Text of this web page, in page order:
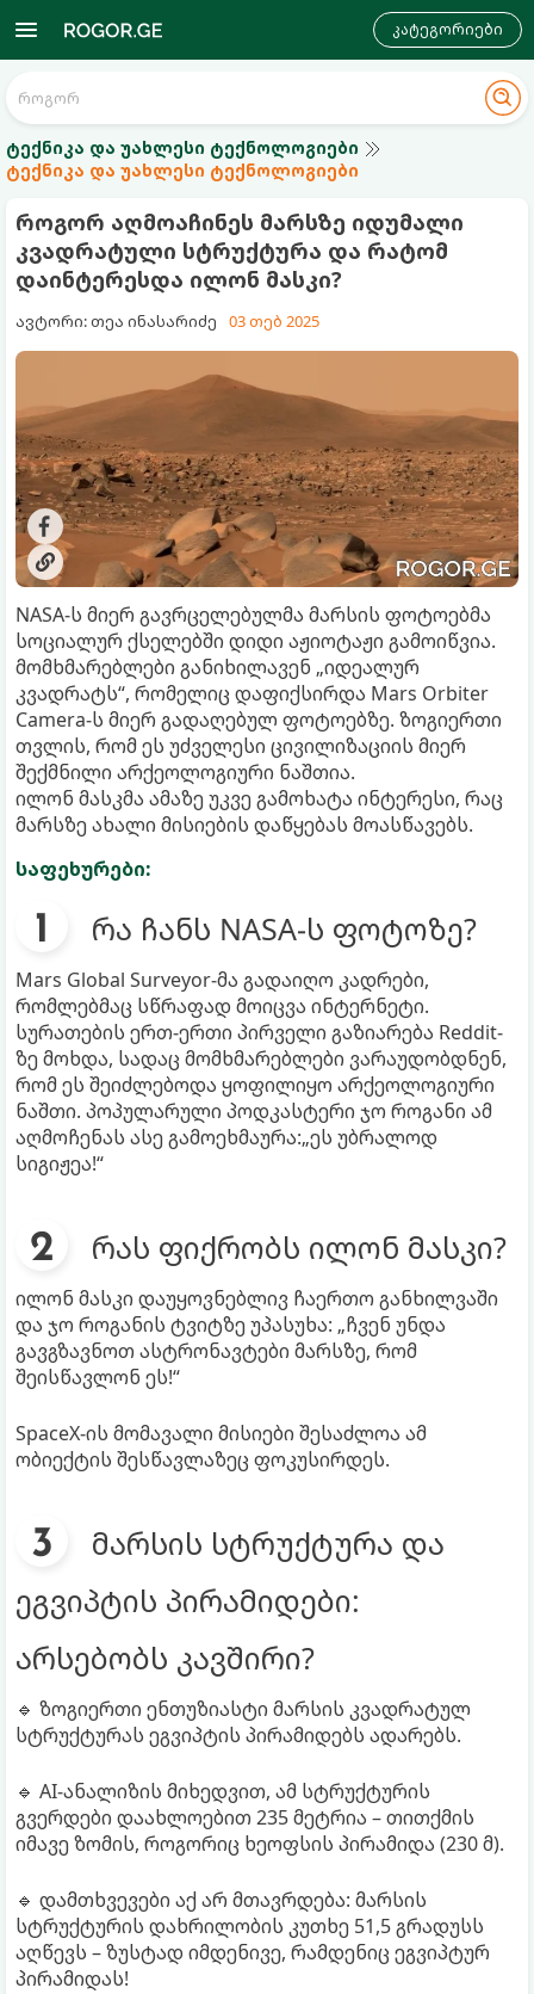
კატეგორიები
ტექნიკა და უახლესი ტექნოლოგიები
ტექნიკა და უახლესი ტექნოლოგიები
როგორ აღმოაჩინეს მარსზე იდუმალი
კვადრატული სტრუქტურა და რატომ
დაინტერესდა ილონ მასკი?
ავტორი: თეა ინასარიძე 03 თებ 2025
NASA-ს მიერ გავრცელებულმა მარსის ფოტოებმა
სოციალურ ქსელებში დიდი აჟიოტაჟი გამოიწვია.
მომხმარებლები განიხილავენ „იდეალურ
კვადრატს“, რომელიც დაფიქსირდა Mars Orbiter
Camera-ს მიერ გადაღებულ ფოტოებზე. ზოგიერთი
თვლის, რომ ეს უძველესი ცივილიზაციის მიერ
შექმნილი არქეოლოგიური ნაშთია.
ილონ მასკმა ამაზე უკვე გამოხატა ინტერესი, რაც
მარსზე ახალი მისიების დაწყებას მოასწავებს.
საფეხურები:
რა ჩანს NASA-ს ფოტოზე?
Mars Global Surveyor-მა გადაიღო კადრები,
რომლებმაც სწრაფად მოიცვა ინტერნეტი.
სურათების ერთ-ერთი პირველი გაზიარება Reddit-
ზე მოხდა, სადაც მომხმარებლები ვარაუდობდნენ,
რომ ეს შეიძლებოდა ყოფილიყო არქეოლოგიური
ნაშთი. პოპულარული პოდკასტერი ჯო როგანი ამ
აღმოჩენას ასე გამოეხმაურა:„ეს უბრალოდ
სიგიჟეა!“
რას ფიქრობს ილონ მასკი?
ილონ მასკი დაუყოვნებლივ ჩაერთო განხილვაში
და ჯო როგანის ტვიტზე უპასუხა: „ჩვენ უნდა
გავგზავნოთ ასტრონავტები მარსზე, რომ
შეისწავლონ ეს!“
SpaceX-ის მომავალი მისიები შესაძლოა ამ
ობიექტის შესწავლაზეც ფოკუსირდეს.
მარსის სტრუქტურა და
ეგვიპტის პირამიდები:
არსებობს კავშირი?
🔹 ზოგიერთი ენთუზიასტი მარსის კვადრატულ
სტრუქტურას ეგვიპტის პირამიდებს ადარებს.
🔹 AI-ანალიზის მიხედვით, ამ სტრუქტურის
გვერდები დაახლოებით 235 მეტრია – თითქმის
იმავე ზომის, როგორიც ხეოფსის პირამიდა (230 მ).
🔹 დამთხვევები აქ არ მთავრდება: მარსის
სტრუქტურის დახრილობის კუთხე 51,5 გრადუსს
აღწევს – ზუსტად იმდენივე, რამდენიც ეგვიპტურ
პირამიდას!